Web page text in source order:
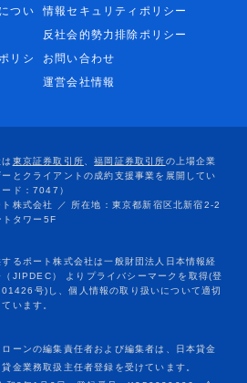
つい
情報セキュリティポリシー
反社会的勢力排除ポリシー
リシ
お問い合わせ
運営会社情報
ーンの編集責任者および編集者は、日本貸金
金業務取扱主任者登録を受けています。